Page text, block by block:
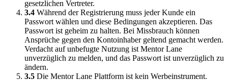
gesetzlichen Vertreter.
3.4 Während der Registrierung muss jeder Kunde ein
Passwort wählen und diese Bedingungen akzeptieren. Das
Passwort ist geheim zu halten. Bei Missbrauch können
Ansprüche gegen den Kontoinhaber geltend gemacht werden.
Verdacht auf unbefugte Nutzung ist Mentor Lane
unverzüglich zu melden, und das Passwort ist unverzüglich zu
ändern.
3.5 Die Mentor Lane Plattform ist kein Werbeinstrument.